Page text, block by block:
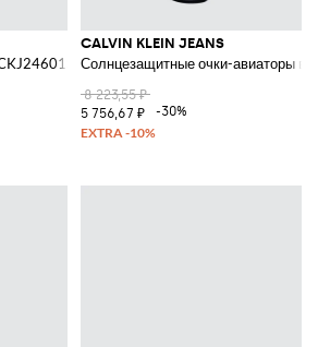
из ацетата
CALVIN KLEIN JEANS
Солнцезащитные очки-авиаторы в
8 223,55 ₽
5 756,67 ₽
-30%